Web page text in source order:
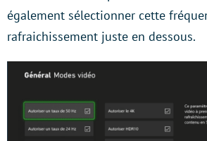
également sélectionner cette
rafraichissement juste en dessous.